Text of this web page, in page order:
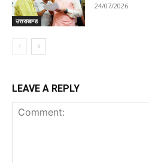
उत्तराखण्ड
24/07/2026
LEAVE A REPLY